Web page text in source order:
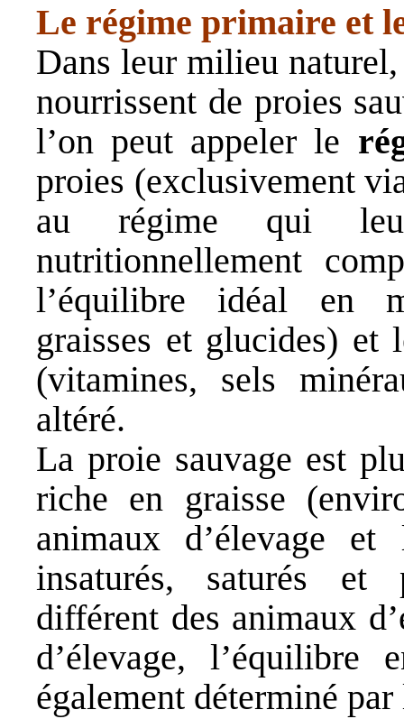
Le régime primaire et
Dans leur milieu
nourrissent de proies
l’on peut appeler le
proies (exclusivement
au régime qui
nutritionnellement
l’équilibre idéal en
graisses et glucides) et
(vitamines, sels
altéré.
La proie sauvage est
riche en graisse
animaux d’élevage
insaturés, saturés et
différent des animaux
d’élevage, l’équilibre
également déterminé